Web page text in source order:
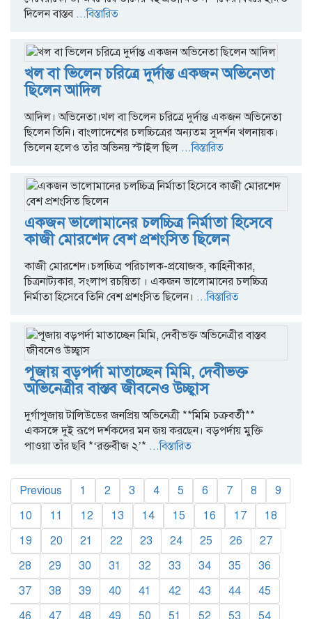
দিলেন বাস্তব...বিস্তারিত
খল বা ভিলেন চরিত্রে দুর্দান্ত একজন অভিনেতা
ছিলেন আদিল
আদিল। অভিনেতা।খল বা ভিলেন চরিত্রে দুর্দান্ত একজন অভিনেতা
ছিলেন তিনি। বাংলাদেশের চলচ্চিত্রের অন্যতম সুদর্শন খলনায়ক।
ভিলেন হলেও তাঁর অভিনয় স্টাইল ছিল ...বিস্তারিত
একজন ভালোমানের চলচ্চিত্র নির্মাতা হিসেবে
কাজী মোরশেদ বেশ প্রশংসিত ছিলেন
কাজী মোরশেদ।চলচ্চিত্র পরিচালক-প্রযোজক, কাহিনীকার,
চিত্রনাট্যকার, সংলাপ রচয়িতা । একজন ভালোমানের চলচ্চিত্র
নির্মাতা হিসেবে তিনি বেশ প্রশংসিত ছিলেন। ...বিস্তারিত
পূজায় বড়পর্দা মাতাচ্ছেন মিমি, দেবীভক্ত
অভিনেত্রীর বাস্তব জীবনেও উচ্ছ্বাস
দুর্গাপূজায় টালিউডের জনপ্রিয় অভিনেত্রী **মিমি চক্রবর্তী**
একসঙ্গে দুই রূপে দর্শকদের মন জয় করছেন। বড়পর্দায় মুক্তি
পাওয়া তাঁর ছবি *‘রক্তবীজ ২’* ...বিস্তারিত
Previous 1 2 3 4 5 6 7 8
9
10
11 12 13 14 15 16 17
18
19
20 21 22 23 24 25 26
27
28
29 30 31 32 33 34 35
36
37
38 39 40 41 42 43 44
45
46
47 48 49 50 51 52 53 54